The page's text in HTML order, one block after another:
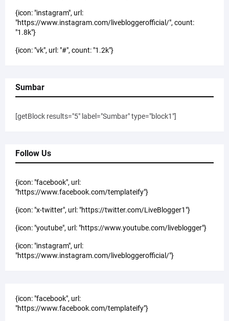
{icon: "instagram", url:
"https://www.instagram.com/livebloggerofficial/", count:
"1.8k"}
{icon: "vk", url: "#", count: "1.2k"}
Sumbar
[getBlock results="5" label="Sumbar" type="block1"]
Follow Us
{icon: "facebook", url:
"https://www.facebook.com/templateify"}
{icon: "x-twitter", url: "https://twitter.com/LiveBlogger1"}
{icon: "youtube", url: "https://www.youtube.com/liveblogger"}
{icon: "instagram", url:
"https://www.instagram.com/livebloggerofficial/"}
{icon: "facebook", url:
"https://www.facebook.com/templateify"}